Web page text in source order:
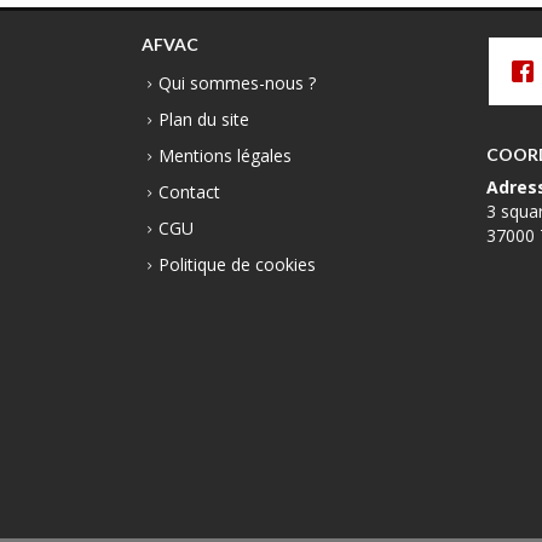
AFVAC
Qui sommes-nous ?
Plan du site
Mentions légales
Contact
CGU
Politique de cookies
3
37000